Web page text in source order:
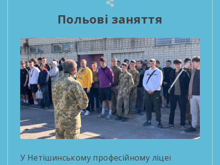
Польові заняття
У Нетішинському професійному ліцеї